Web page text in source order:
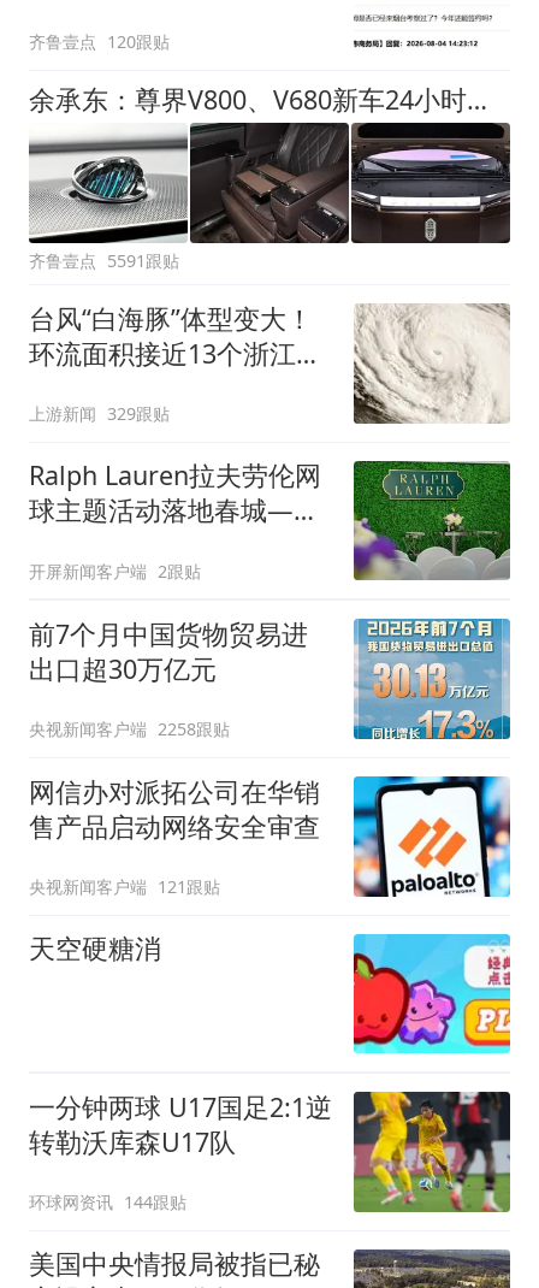
齐鲁壹点 120跟贴
余承东：尊界V800、V680新车24小时大定突破3500台
齐鲁壹点 5591跟贴
台风“白海豚”体型变大！
环流面积接近13个浙江那
上游新闻 329跟贴
Ralph Lauren拉夫劳伦网
球主题活动落地春城——
开屏新闻客户端 2跟贴
前7个月中国货物贸易进
出口超30万亿元
央视新闻客户端 2258跟贴
网信办对派拓公司在华销
售产品启动网络安全审查
央视新闻客户端 121跟贴
天空硬糖消
一分钟两球 U17国足2:1逆
转勒沃库森U17队
环球网资讯 144跟贴
美国中央情报局被指已秘